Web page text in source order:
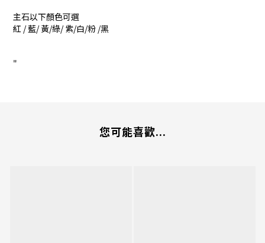
主石以下顏色可選
紅 / 藍/ 黃/綠/ 紫/白/粉 /黑
"
您可能喜歡...